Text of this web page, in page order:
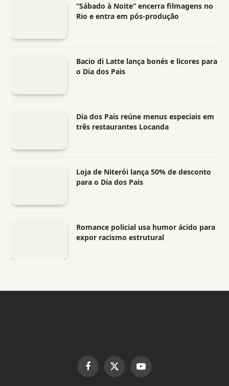
“Sábado à Noite” encerra filmagens no
Rio e entra em pós-produção
Bacio di Latte lança bonés e licores para
o Dia dos Pais
Dia dos Pais reúne menus especiais em
três restaurantes Locanda
Loja de Niterói lança 50% de desconto
para o Dia dos Pais
Romance policial usa humor ácido para
expor racismo estrutural
FacebookX
YouTube